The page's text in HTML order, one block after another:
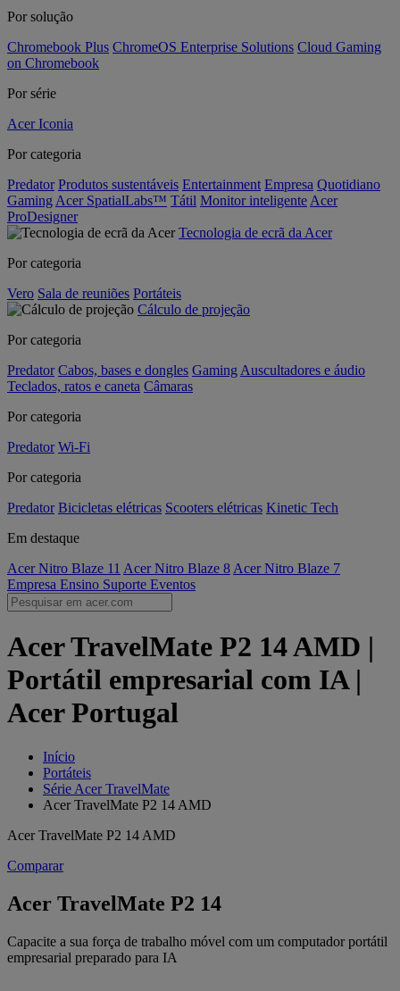
Por solução
Chromebook Plus ChromeOS Enterprise Solutions Cloud Gaming
on Chromebook
Por série
Acer Iconia
Por categoria
Predator Produtos sustentáveis Entertainment Empresa Quotidiano
Gaming Acer SpatialLabs™ Tátil Monitor inteligente Acer
ProDesigner
Tecnologia de ecrã da Acer
Por categoria
Vero Sala de reuniões Portáteis
Cálculo de projeção
Por categoria
Predator Cabos, bases e dongles Gaming Auscultadores e áudio
Teclados, ratos e caneta Câmaras
Por categoria
Predator Wi-Fi
Por categoria
Predator Bicicletas elétricas Scooters elétricas Kinetic Tech
Em destaque
Acer Nitro Blaze 11 Acer Nitro Blaze 8 Acer Nitro Blaze 7
Empresa Ensino Suporte Eventos
Acer TravelMate P2 14 AMD |
Portátil empresarial com IA |
Acer Portugal
Início
Portáteis
Série Acer TravelMate
Acer TravelMate P2 14 AMD
Acer TravelMate P2 14 AMD
Comparar
Acer TravelMate P2 14
Capacite a sua força de trabalho móvel com um computador portátil
empresarial preparado para IA